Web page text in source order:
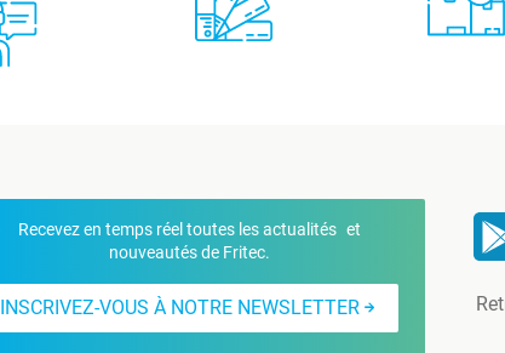
Recevez en temps réel toutes les actualités et
nouveautés de Fritec.
INSCRIVEZ-VOUS À NOTRE NEWSLETTER